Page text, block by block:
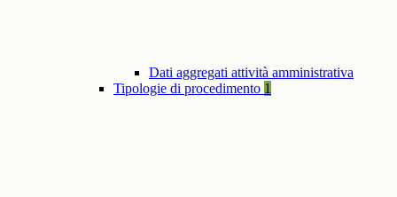
Dati aggregati attività amministrativa
Tipologie di procedimento 1